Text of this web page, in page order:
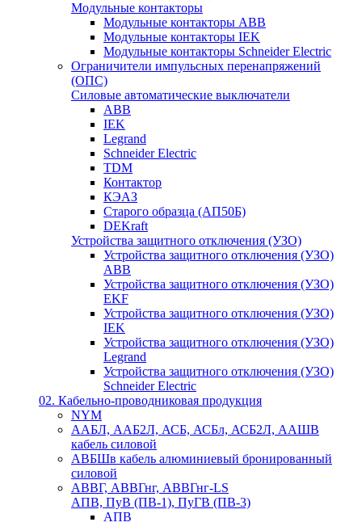
Модульные контакторы
Модульные контакторы ABB
Модульные контакторы IEK
Модульные контакторы Schneider Electric
Ограничители импульсных перенапряжений
(ОПС)
Силовые автоматические выключатели
ABB
IEK
Legrand
Schneider Electric
TDM
Контактор
КЭАЗ
Старого образца (АП50Б)
DEKraft
Устройства защитного отключения (УЗО)
Устройства защитного отключения (УЗО)
ABB
Устройства защитного отключения (УЗО)
EKF
Устройства защитного отключения (УЗО)
IEK
Устройства защитного отключения (УЗО)
Legrand
Устройства защитного отключения (УЗО)
Schneider Electric
02. Кабельно-проводниковая продукция
NYM
ААБЛ, ААБ2Л, АСБ, АСБл, АСБ2Л, ААШВ
кабель силовой
АВБШв кабель алюминиевый бронированный
силовой
АВВГ, АВВГнг, АВВГнг-LS
АПВ, ПуВ (ПВ-1), ПуГВ (ПВ-3)
АПВ